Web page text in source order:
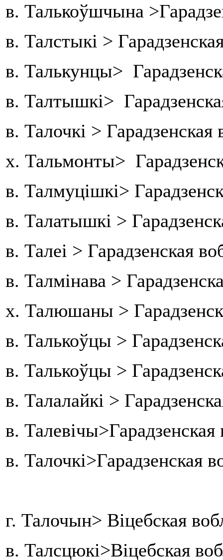
в. Талькоўшчына
в. Талстыкі >
в. Талькунцы>
в. Талтышкі>
в. Талочкі >
х. Тальмонты>
в. Талмуцішкі>
в. Талатышкі >
в. Талеі > Гарадзенская
в. Талмінава >
х. Талюшаны >
в. Талькоўцы >
в. Талькоўцы >
в. Талалайкі >
в.
в.
г. Талочын> Віцебская
в. Талсцюкі>Віцебская